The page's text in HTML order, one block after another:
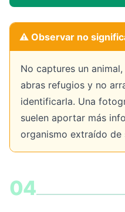
⚠️ Observar no
No captures un
abras refugios y no
identificarla. Una
suelen aportar más
organismo extraído de
04